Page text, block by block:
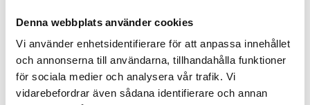
Denna webbplats använder cookies
Vi använder enhetsidentifierare för att anpassa innehållet
och annonserna till användarna, tillhandahålla funktioner
för sociala medier och analysera vår trafik. Vi
vidarebefordrar även sådana identifierare och annan
Van Den Hul The Twin
Högtalarkabel
VAN DEN HUL
fr.1 690,00kr/par Mer info »Den
här
←